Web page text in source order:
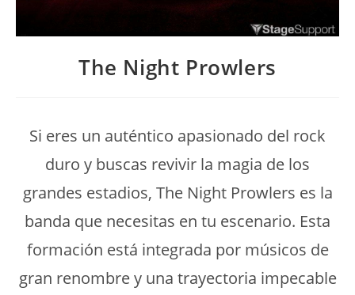
The Night Prowlers
Si eres un auténtico apasionado del rock
duro y buscas revivir la magia de los
grandes estadios, The Night Prowlers es la
banda que necesitas en tu escenario. Esta
formación está integrada por músicos de
gran renombre y una trayectoria impecable